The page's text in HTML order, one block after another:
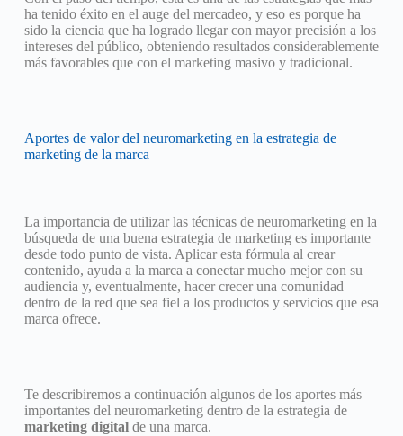
ha tenido éxito en el auge del mercadeo, y eso es porque ha
sido la ciencia que ha logrado llegar con mayor precisión a los
intereses del público, obteniendo resultados considerablemente
más favorables que con el marketing masivo y tradicional.
Aportes de valor del neuromarketing en la estrategia de
marketing de la marca
La importancia de utilizar las técnicas de neuromarketing en la
búsqueda de una buena estrategia de marketing es importante
desde todo punto de vista. Aplicar esta fórmula al crear
contenido, ayuda a la marca a conectar mucho mejor con su
audiencia y, eventualmente, hacer crecer una comunidad
dentro de la red que sea fiel a los productos y servicios que esa
marca ofrece.
Te describiremos a continuación algunos de los aportes más
importantes del neuromarketing dentro de la estrategia de
marketing digital de una marca.